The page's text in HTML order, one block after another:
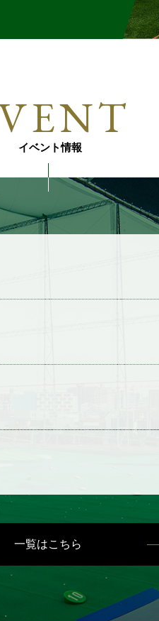
イベント情報
一覧はこちら